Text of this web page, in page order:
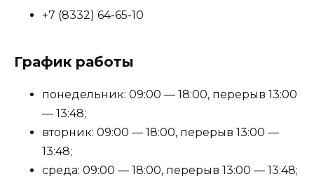
+7 (8332) 64-65-10
График работы
понедельник: 09:00 — 18:00, перерыв 13:00
— 13:48;
вторник: 09:00 — 18:00, перерыв 13:00 —
13:48;
среда: 09:00 — 18:00, перерыв 13:00 — 13:48;